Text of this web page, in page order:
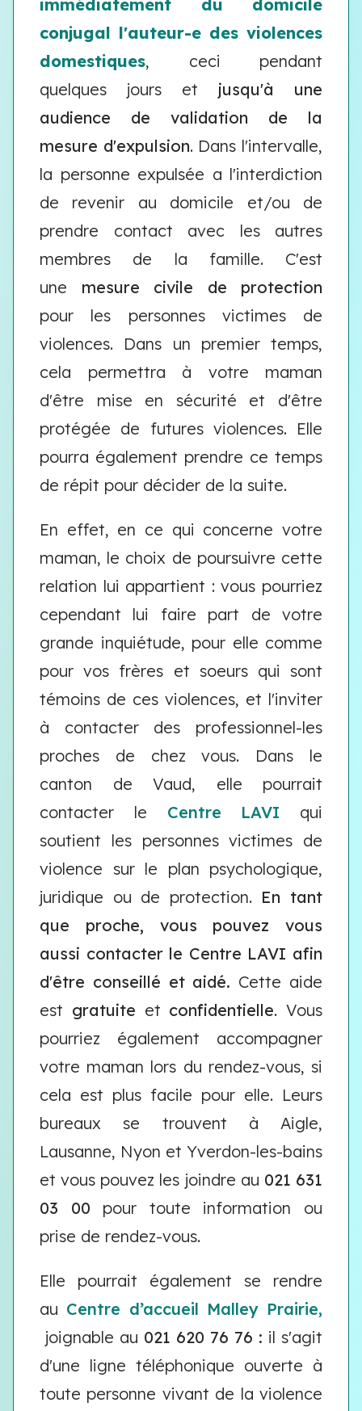
immédiatement du domicile
conjugal l'auteur-e des violences
domestiques, ceci pendant
quelques jours et jusqu'à une
audience de validation de la
mesure d'expulsion. Dans l'intervalle,
la personne expulsée a l'interdiction
de revenir au domicile et/ou de
prendre contact avec les autres
membres de la famille. C'est
une mesure civile de protection
pour les personnes victimes de
violences. Dans un premier temps,
cela permettra à votre maman
d'être mise en sécurité et d'être
protégée de futures violences. Elle
pourra également prendre ce temps
de répit pour décider de la suite.
En effet, en ce qui concerne votre
maman, le choix de poursuivre cette
relation lui appartient : vous pourriez
cependant lui faire part de votre
grande inquiétude, pour elle comme
pour vos frères et soeurs qui sont
témoins de ces violences, et l'inviter
à contacter des professionnel-les
proches de chez vous. Dans le
canton de Vaud, elle pourrait
contacter le Centre LAVI qui
soutient les personnes victimes de
violence sur le plan psychologique,
juridique ou de protection. En tant
que proche, vous pouvez vous
aussi contacter le Centre LAVI afin
d'être conseillé et aidé. Cette aide
est gratuite et confidentielle. Vous
pourriez également accompagner
votre maman lors du rendez-vous, si
cela est plus facile pour elle. Leurs
bureaux se trouvent à Aigle,
Lausanne, Nyon et Yverdon-les-bains
et vous pouvez les joindre au 021 631
03 00 pour toute information ou
prise de rendez-vous.
Elle pourrait également se rendre
au Centre d’accueil Malley Prairie,
joignable au 021 620 76 76 : il s'agit
d'une ligne téléphonique ouverte à
toute personne vivant de la violence